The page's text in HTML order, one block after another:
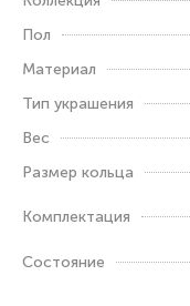
Пол
Материал
Тип украшения
Вес
Размер кольца
Комплектация
Состояние